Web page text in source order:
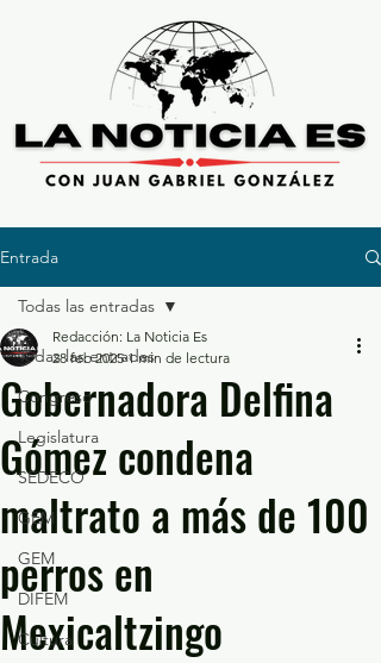
Entrada
Todas las entradas
Congreso
Legislatura
SEDECO
GEM
GEM
DIFEM
Cultura
Todas las entradas
Gobernadora Delfina
Gómez condena
maltrato a más de 100
perros en
Mexicaltzingo
Redacción: La Noticia Es
28 feb 2025 1 min de lectura